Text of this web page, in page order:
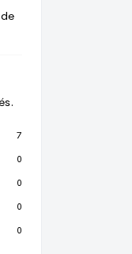
de
7
0
0
0
0